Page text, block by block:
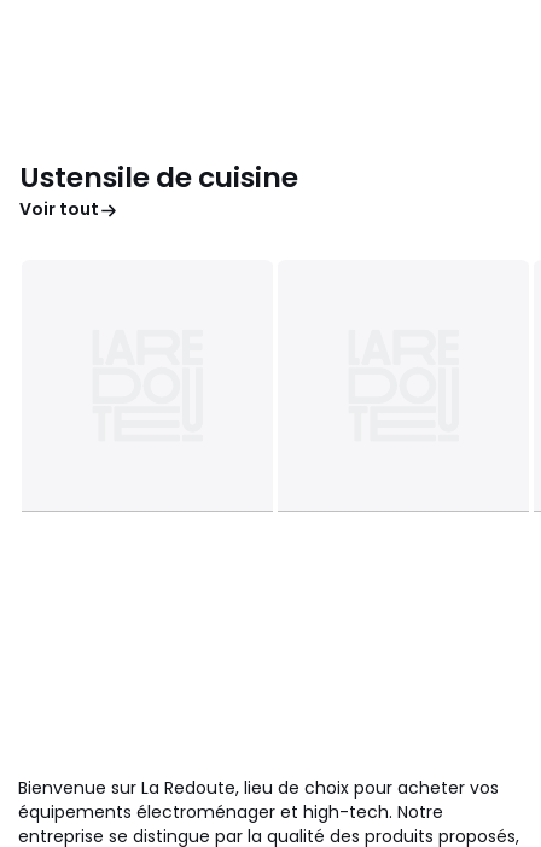
Ustensile de cuisine
Voir tout
Bienvenue sur La Redoute, lieu de choix pour acheter vos
équipements électroménager et high-tech. Notre
entreprise se distingue par la qualité des produits proposés,